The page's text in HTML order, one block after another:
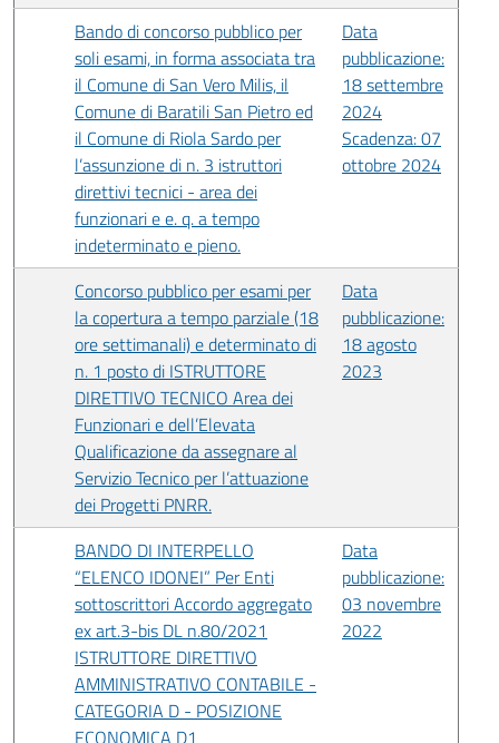
Bando di concorso pubblico per
soli esami, in forma associata tra
il Comune di San Vero Milis, il
Comune di Baratili San Pietro ed
il Comune di Riola Sardo per
l’assunzione di n. 3 istruttori
direttivi tecnici - area dei
funzionari e e. q. a tempo
indeterminato e pieno.
Data
pubblicazione:
18 settembre
2024
Scadenza: 07
ottobre 2024
Concorso pubblico per esami per
la copertura a tempo parziale (18
ore settimanali) e determinato di
n. 1 posto di ISTRUTTORE
DIRETTIVO TECNICO Area dei
Funzionari e dell’Elevata
Qualificazione da assegnare al
Servizio Tecnico per l’attuazione
dei Progetti PNRR.
Data
pubblicazione:
18 agosto
2023
BANDO DI INTERPELLO
“ELENCO IDONEI” Per Enti
sottoscrittori Accordo aggregato
ex art.3-bis DL n.80/2021
ISTRUTTORE DIRETTIVO
AMMINISTRATIVO CONTABILE -
CATEGORIA D - POSIZIONE
ECONOMICA D1
Data
pubblicazione:
03 novembre
2022